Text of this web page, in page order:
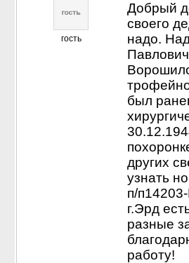
гость
Добрый
своего
надо.
был
других
узнать
п/
г.Эрд
разные
работу!